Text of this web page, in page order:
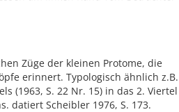
Züge der kleinen Protome, die
erinnert. Typologisch ähnlich z.B.
(1963, S. 22 Nr. 15) in das 2. Viertel
datiert Scheibler 1976, S. 173.